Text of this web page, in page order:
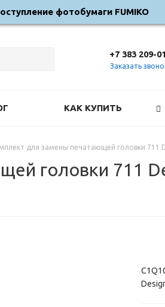
фотобумаги FUMIKO
+7 383 209-
Заказать
КАК КУПИТЬ
для замены печатающей головки 711
головки 711